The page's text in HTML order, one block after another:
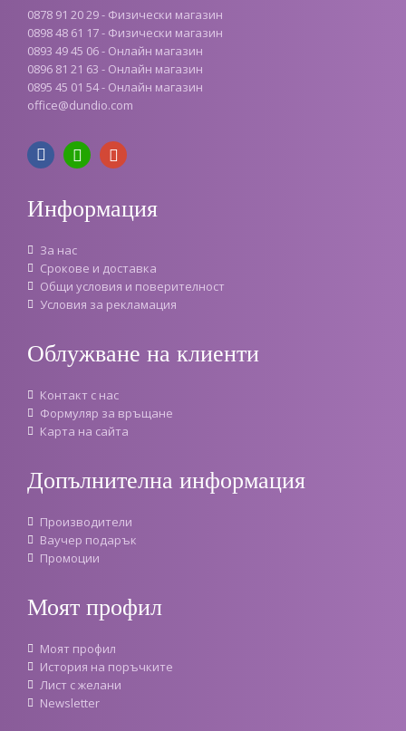
0878 91 20 29 - Физически магазин
0898 48 61 17 - Физически магазин
0893 49 45 06 - Онлайн магазин
0896 81 21 63 - Онлайн магазин
0895 45 01 54 - Онлайн магазин
office@dundio.com
Информация
За нас
Срокове и доставка
Oбщи условия и поверителност
Условия за рекламация
Облужване на клиенти
Контакт с нас
Формуляр за връщане
Карта на сайта
Допълнителна информация
Производители
Ваучер подарък
Промоции
Моят профил
Моят профил
История на поръчките
Лист с желани
Newsletter